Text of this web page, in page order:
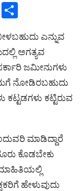
Pi
ar
e
ಎನ್ನುವ
ಅಗತ್ಯವ
ಜಮೀನುಗಳು
ನೋಡಿರಬಹುದು
ಕಟ್ಟಿರುವ
ಮಾಡಿದ್ದಾರೆ
ಕೊಡಬೇಕು
ಮಾಹಿತಿಯಲ್ಲಿ
ಹೇಳುವುದು